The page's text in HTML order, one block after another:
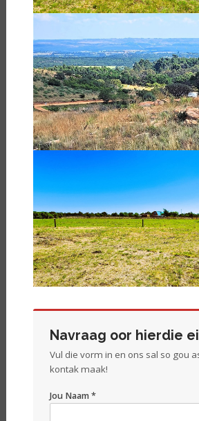
Navraag oor hierdie
Vul die vorm in en ons sal so gou
kontak maak!
Jou Naam *